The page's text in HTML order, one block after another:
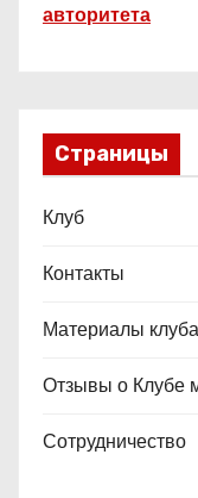
авторитета
Страницы
Клуб
Контакты
Материалы клуба
Отзывы о Клубе
Сотрудничество